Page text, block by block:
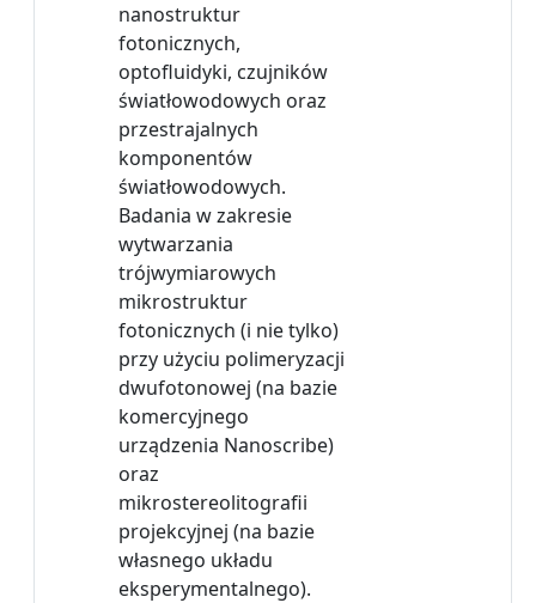
nanostruktur
fotonicznych,
optofluidyki, czujników
światłowodowych oraz
przestrajalnych
komponentów
światłowodowych.
Badania w zakresie
wytwarzania
trójwymiarowych
mikrostruktur
fotonicznych (i nie tylko)
przy użyciu polimeryzacji
dwufotonowej (na bazie
komercyjnego
urządzenia Nanoscribe)
oraz
mikrostereolitografii
projekcyjnej (na bazie
własnego układu
eksperymentalnego).